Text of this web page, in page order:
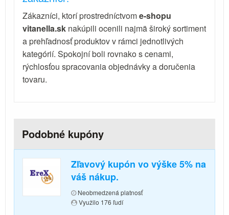
Zákazníci, ktorí prostredníctvome-shopu
vitanella.sk nakúpili ocenili najmä široký sortiment
a prehľadnosť produktov v rámci jednotlivých
kategórií. Spokojní boli rovnako s cenami,
rýchlosťou spracovania objednávky a doručenia
tovaru.
Podobné kupóny
Zľavový kupón vo výške 5% na
váš nákup.
Neobmedzená platnosť
Využilo 176 ľudí